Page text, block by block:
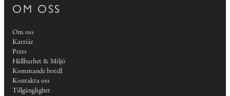
OM OSS
Om oss
Karriär
Press
Hållbarhet & Miljö
Kommande hotell
Kontakta oss
Tillgänglighet